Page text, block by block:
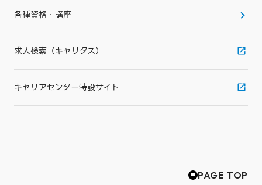
各種資格・講座
求人検索（キャリタス）
キャリアセンター特設サイト
PAGE TOP